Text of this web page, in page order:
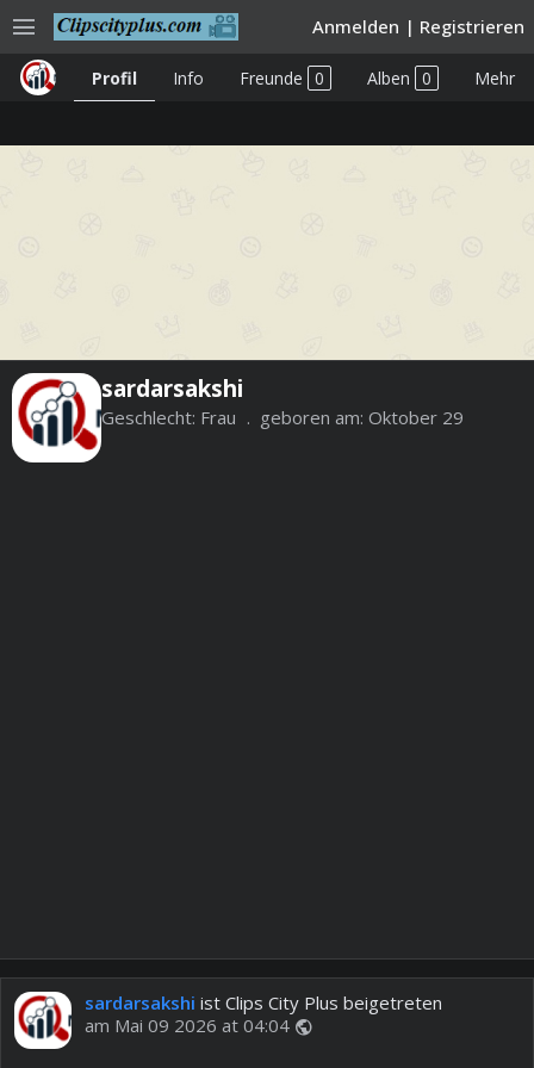
Anmelden | Registrieren
menu
sardarsakshi
Geschlecht: Frau geboren am: Oktober 29
Profil Info Freunde 0 Alben 0 Mehr
sardarsakshi ist Clips City Plus beigetreten
am Mai 09 2026 at 04:04 public